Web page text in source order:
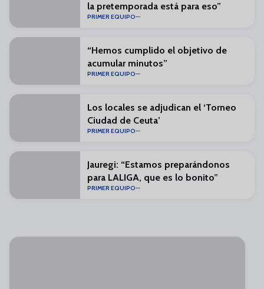
la pretemporada está para eso”
PRIMER EQUIPO
“Hemos cumplido el objetivo de
acumular minutos”
PRIMER EQUIPO
Los locales se adjudican el ‘Torneo
Ciudad de Ceuta’
PRIMER EQUIPO
Jauregi: “Estamos preparándonos
para LALIGA, que es lo bonito”
PRIMER EQUIPO